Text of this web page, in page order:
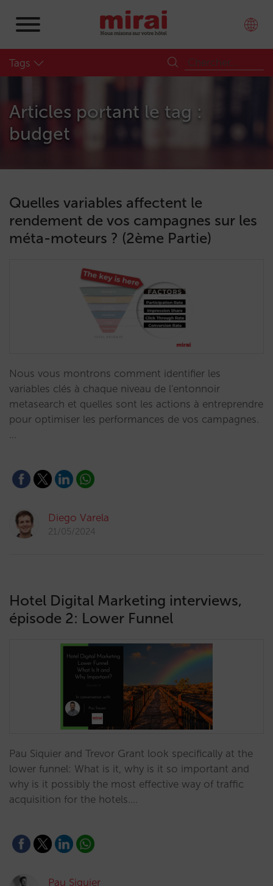
Tags
Articles portant le tag :
budget
Quelles variables affectent le
rendement de vos campagnes sur les
méta-moteurs ? (2ème Partie)
Nous vous montrons comment identifier les
variables clés à chaque niveau de l'entonnoir
metasearch et quelles sont les actions à entreprendre
pour optimiser les performances de vos campagnes.
…
Diego Varela
21/05/2024
Hotel Digital Marketing interviews,
épisode 2: Lower Funnel
Pau Siquier and Trevor Grant look specifically at the
lower funnel: What is it, why is it so important and
why is it possibly the most effective way of traffic
acquisition for the hotels.…
Pau Siquier